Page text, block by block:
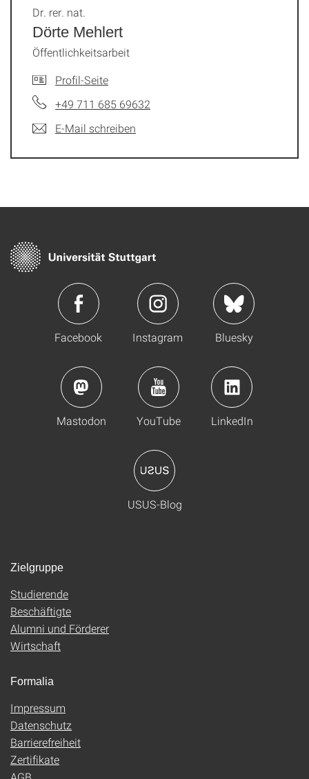
Dörte Mehlert
Dr. rer. nat.
Öffentlichkeitsarbeit
Profil-Seite
+49 711 685 69632
E-Mail schreiben
Facebook Instagram Bluesky
Mastodon YouTube LinkedIn
USUS-Blog
Zielgruppe
Studierende
Beschäftigte
Alumni und Förderer
Wirtschaft
Formalia
Impressum
Datenschutz
Barrierefreiheit
Zertifikate